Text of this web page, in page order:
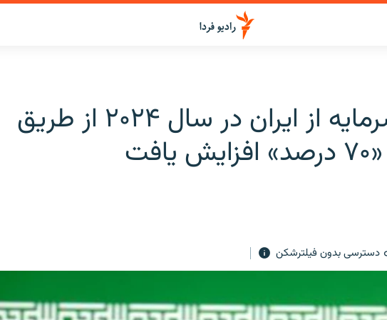
خروج سرمایه از ایران در سال ۲۰۲۴ از طریق
دسترسی بدون فیلترشکن